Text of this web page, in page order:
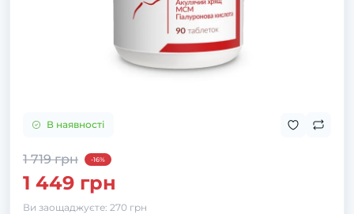
В наявності
1 719 грн -16%
1 449 грн
Ви заощаджуєте: 270 грн